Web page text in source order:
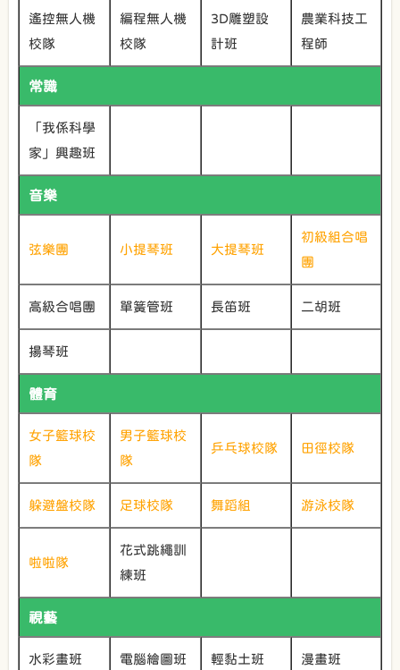
遙控無人機
校隊
編程無人機
校隊
3D雕塑設
計班
農業科技工
程師
常識
「我係科學
家」興趣班
音樂
弦樂團 小提琴班 大提琴班
初級組合唱
團
高級合唱團 單簧管班 長笛班 二胡班
揚琴班
體育
女子籃球校
隊
男子籃球校
隊
乒乓球校隊 田徑校隊
躲避盤校隊 足球校隊 舞蹈組 游泳校隊
啦啦隊
花式跳繩訓
練班
視藝
水彩畫班 電腦繪圖班 輕黏土班 漫畫班